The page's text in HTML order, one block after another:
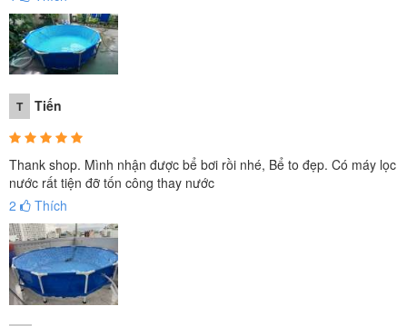
T Tiến
Thank shop. Mình nhận được bể bơi rồi nhé, Bể to đẹp. Có máy lọc
nước rất tiện đỡ tốn công thay nước
2
Thích